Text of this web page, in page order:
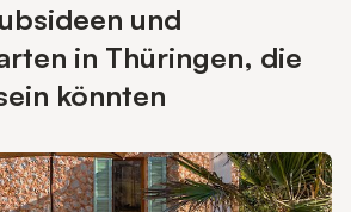
und
in Thüringen, die
könnten